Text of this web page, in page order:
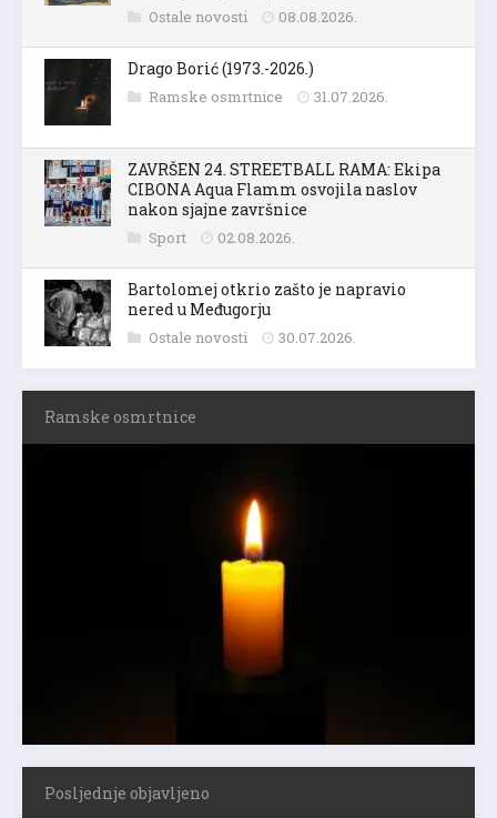
Ostale novosti 08.08.2026.
Drago Borić (1973.-2026.)
Ramske osmrtnice 31.07.2026.
ZAVRŠEN 24. STREETBALL RAMA: Ekipa
CIBONA Aqua Flamm osvojila naslov
nakon sjajne završnice
Sport 02.08.2026.
Bartolomej otkrio zašto je napravio
nered u Međugorju
Ostale novosti 30.07.2026.
Ramske osmrtnice
Posljednje objavljeno